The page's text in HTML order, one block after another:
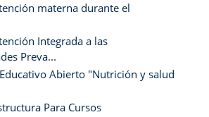
materna durante el
Integrada a las
Preva...
Abierto "Nutrición y salud
Para Cursos